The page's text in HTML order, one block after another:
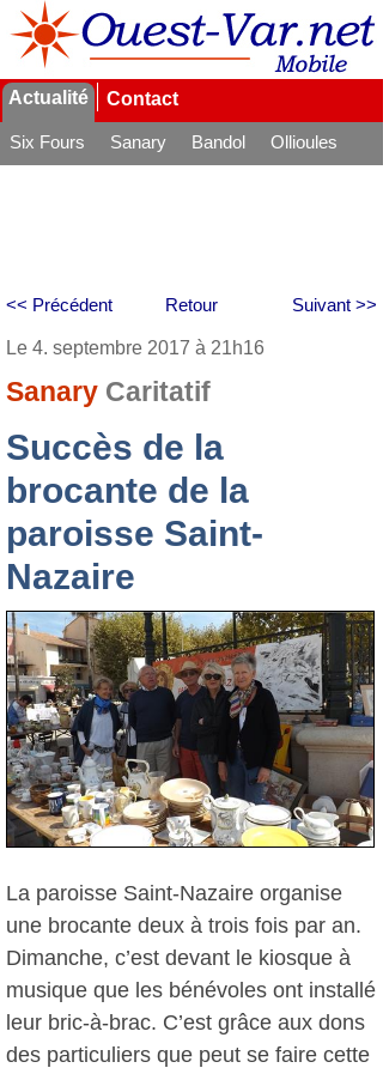
Actualité Contact
Six Fours Sanary Bandol
Ollioules
Retour
<< Précédent Suivant >>
Le 4. septembre 2017 à 21h16
Sanary Caritatif
Succès de la
brocante de la
paroisse Saint-
Nazaire
La paroisse Saint-Nazaire organise
une brocante deux à trois fois par an.
Dimanche, c’est devant le kiosque à
musique que les bénévoles ont installé
leur bric-à-brac. C’est grâce aux dons
des particuliers que peut se faire cette